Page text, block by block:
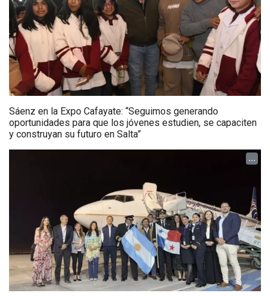
Sáenz en la Expo Cafayate: “Seguimos generando
oportunidades para que los jóvenes estudien, se capaciten
y construyan su futuro en Salta”
...